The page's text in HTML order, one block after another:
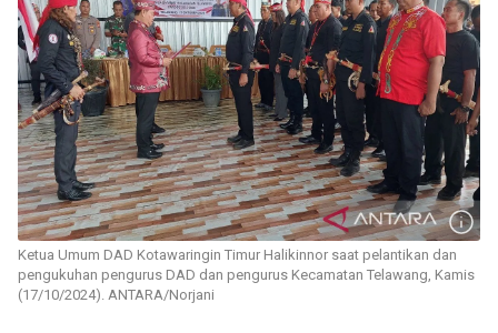
Ketua Umum DAD Kotawaringin Timur Halikinnor saat pelantikan dan
pengukuhan pengurus DAD dan pengurus Kecamatan Telawang, Kamis
(17/10/2024). ANTARA/Norjani